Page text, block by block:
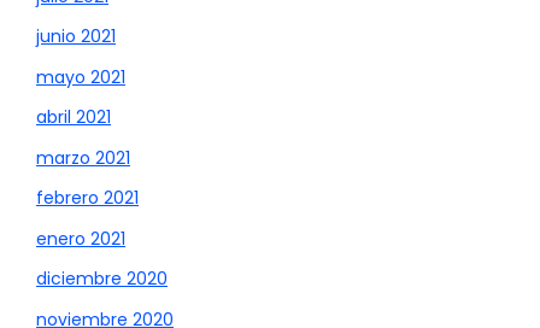
junio 2021
mayo 2021
abril 2021
marzo 2021
febrero 2021
enero 2021
diciembre 2020
noviembre 2020